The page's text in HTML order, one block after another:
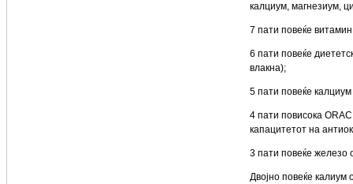
калциум, магнезиум,
7 пати повеќе
6 пати повеќе
влакна);
5 пати повеќе
4 пати повисока
капацитетот на
3 пати повеќе железо
Двојно повеќе калиум